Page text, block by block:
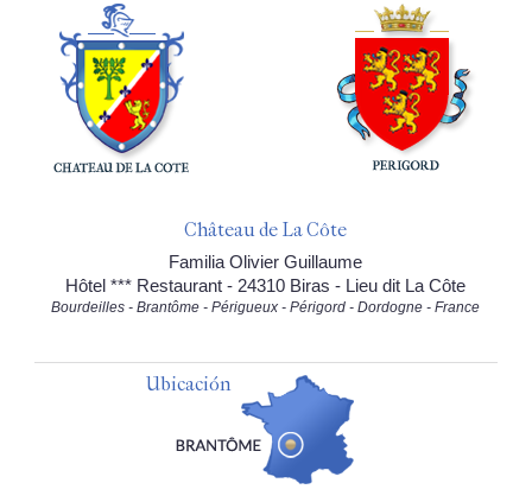
Château de La Côte
Familia Olivier Guillaume
Hôtel *** Restaurant - 24310 Biras - Lieu dit La Côte
Bourdeilles - Brantôme - Périgueux - Périgord - Dordogne - France
Ubicación